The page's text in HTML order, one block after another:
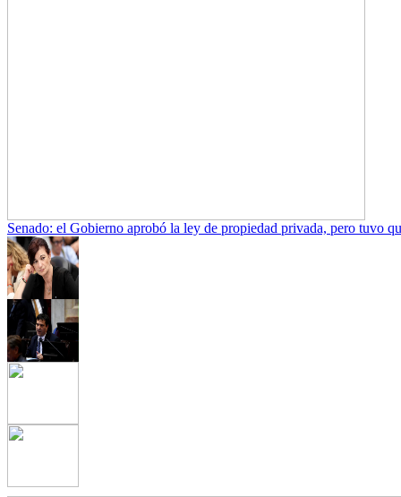
Senado: el Gobierno aprobó la ley de propiedad privada, pero tuvo